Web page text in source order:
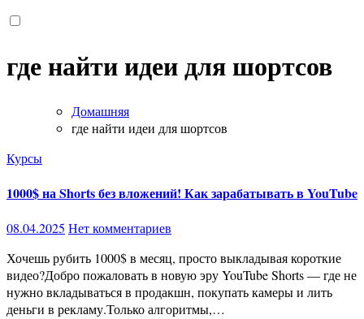
где найти идеи для шортсов
Домашняя
где найти идеи для шортсов
Курсы
1000$ на Shorts без вложений! Как зарабатывать в YouTube
08.04.2025 Нет комментариев
Хочешь рубить 1000$ в месяц, просто выкладывая короткие
видео?Добро пожаловать в новую эру YouTube Shorts — где не
нужно вкладываться в продакшн, покупать камеры и лить
деньги в рекламу.Только алгоритмы,…